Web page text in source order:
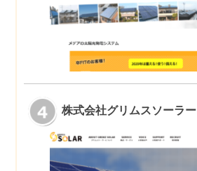
株式会社グリムスソーラー